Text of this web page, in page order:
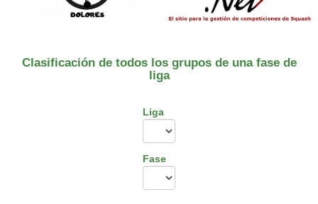
Clasificación de todos los grupos de una fase de
liga
Liga
Fase